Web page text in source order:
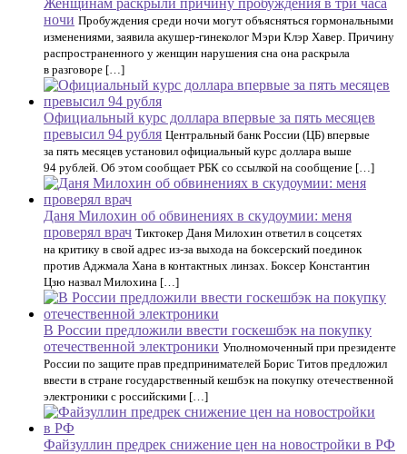
Женщинам раскрыли причину пробуждения в три часа
ночи Пробуждения среди ночи могут объясняться гормональными
изменениями, заявила акушер-гинеколог Мэри Клэр Хавер. Причину
распространенного у женщин нарушения сна она раскрыла
в разговоре […]
Официальный курс доллара впервые за пять месяцев
превысил 94 рубля Центральный банк России (ЦБ) впервые
за пять месяцев установил официальный курс доллара выше
94 рублей. Об этом сообщает РБК со ссылкой на сообщение […]
Даня Милохин об обвинениях в скудоумии: меня
проверял врач Тиктокер Даня Милохин ответил в соцсетях
на критику в свой адрес из-за выхода на боксерский поединок
против Аджмала Хана в контактных линзах. Боксер Константин
Цзю назвал Милохина […]
В России предложили ввести госкешбэк на покупку
отечественной электроники Уполномоченный при президенте
России по защите прав предпринимателей Борис Титов предложил
ввести в стране государственный кешбэк на покупку отечественной
электроники с российскими […]
Файзуллин предрек снижение цен на новостройки в РФ